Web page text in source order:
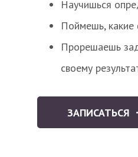
Научишься
Поймешь, какие
Прорешаешь
своему
ЗАПИСАТЬСЯ